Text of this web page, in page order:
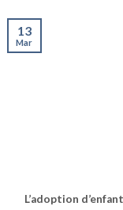
L’adoption
13
Mar